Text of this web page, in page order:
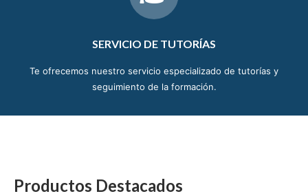
SERVICIO DE TUTORÍAS
Te ofrecemos nuestro servicio especializado de tutorías y
seguimiento de la formación.
Productos Destacados